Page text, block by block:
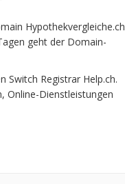
Hypothekvergleiche.ch
geht der Domain-
Registrar Help.ch.
Online-Dienstleistungen